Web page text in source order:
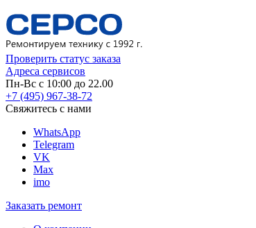
Проверить статус заказа
Адреса сервисов
Пн-Вс с 10:00 до 22.00
+7 (495) 967-38-72
Свяжитесь с нами
WhatsApp
Telegram
VK
Max
imo
Заказать ремонт